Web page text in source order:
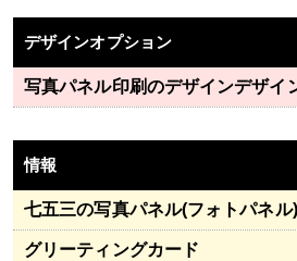
デザインオプション
写真パネル印刷のデザインデザイ
情報
七五三の写真パネル(フォトパネル
グリーティングカード